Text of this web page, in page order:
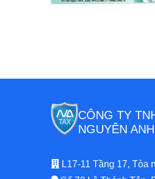
CÔNG TY
NGUYÊN ANH
L17-11 Tầng 17, Tòa